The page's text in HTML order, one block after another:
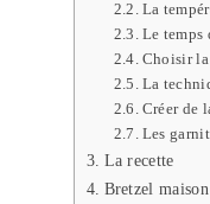
La
Le temps
Choisir
La
Créer de
Les
La recette
Bretzel